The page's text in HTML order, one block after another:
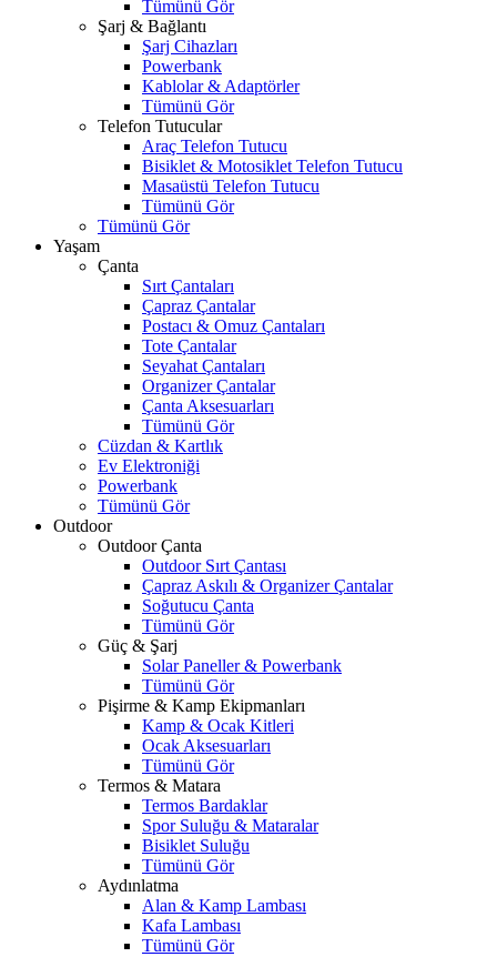
Tümünü Gör
Şarj & Bağlantı
Şarj Cihazları
Powerbank
Kablolar & Adaptörler
Tümünü Gör
Telefon Tutucular
Araç Telefon Tutucu
Bisiklet & Motosiklet Telefon Tutucu
Masaüstü Telefon Tutucu
Tümünü Gör
Tümünü Gör
Yaşam
Çanta
Sırt Çantaları
Çapraz Çantalar
Postacı & Omuz Çantaları
Tote Çantalar
Seyahat Çantaları
Organizer Çantalar
Çanta Aksesuarları
Tümünü Gör
Cüzdan & Kartlık
Ev Elektroniği
Powerbank
Tümünü Gör
Outdoor
Outdoor Çanta
Outdoor Sırt Çantası
Çapraz Askılı & Organizer Çantalar
Soğutucu Çanta
Tümünü Gör
Güç & Şarj
Solar Paneller & Powerbank
Tümünü Gör
Pişirme & Kamp Ekipmanları
Kamp & Ocak Kitleri
Ocak Aksesuarları
Tümünü Gör
Termos & Matara
Termos Bardaklar
Spor Suluğu & Mataralar
Bisiklet Suluğu
Tümünü Gör
Aydınlatma
Alan & Kamp Lambası
Kafa Lambası
Tümünü Gör